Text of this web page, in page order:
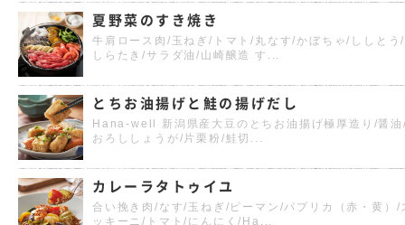
夏野菜のすき焼き
牛肩ロース肉/玉ねぎ/トマト/丸なす/かぼちゃ/ししとう/
しらたき/サラダ油/山崎醸造 す...
とちお油揚げと鮭の揚げだし
Hana-well 新潟県産大豆のとちお油揚げ極厚造り/醤
おろししょうが/片栗粉/鮭切...
カレーラタトゥイユ
合い挽き肉/なす/玉ねぎ/ピーマン/パプリカ（赤・黄）/
ッキーニ/トマト/にんにく/Ha...